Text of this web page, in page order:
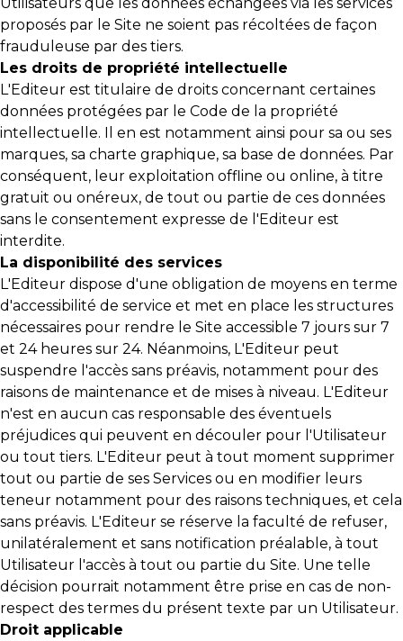
proposés par le Site ne soient pas récoltées de façon
frauduleuse par des tiers.
Les droits de propriété intellectuelle
L'Editeur est titulaire de droits concernant certaines
données protégées par le Code de la propriété
intellectuelle. Il en est notamment ainsi pour sa ou ses
marques, sa charte graphique, sa base de données. Par
conséquent, leur exploitation offline ou online, à titre
gratuit ou onéreux, de tout ou partie de ces données
sans le consentement expresse de l'Editeur est
interdite.
La disponibilité des services
L'Editeur dispose d'une obligation de moyens en terme
d'accessibilité de service et met en place les structures
nécessaires pour rendre le Site accessible 7 jours sur 7
et 24 heures sur 24. Néanmoins, L'Editeur peut
suspendre l'accès sans préavis, notamment pour des
raisons de maintenance et de mises à niveau. L'Editeur
n'est en aucun cas responsable des éventuels
préjudices qui peuvent en découler pour l'Utilisateur
ou tout tiers. L'Editeur peut à tout moment supprimer
tout ou partie de ses Services ou en modifier leurs
teneur notamment pour des raisons techniques, et cela
sans préavis. L'Editeur se réserve la faculté de refuser,
unilatéralement et sans notification préalable, à tout
Utilisateur l'accès à tout ou partie du Site. Une telle
décision pourrait notamment être prise en cas de non-
respect des termes du présent texte par un Utilisateur.
Droit applicable